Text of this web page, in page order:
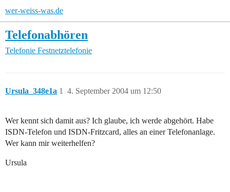
wer-weiss-was.de
Telefonabhören
Telefonie Festnetztelefonie
Ursula_348e1a 4. September 2004 um 12:50
1
Wer kennt sich damit aus? Ich glaube, ich werde abgehört. Habe
ISDN-Telefon und ISDN-Fritzcard, alles an einer Telefonanlage.
Wer kann mir weiterhelfen?
Ursula